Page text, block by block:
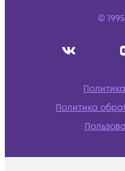
©
Политика